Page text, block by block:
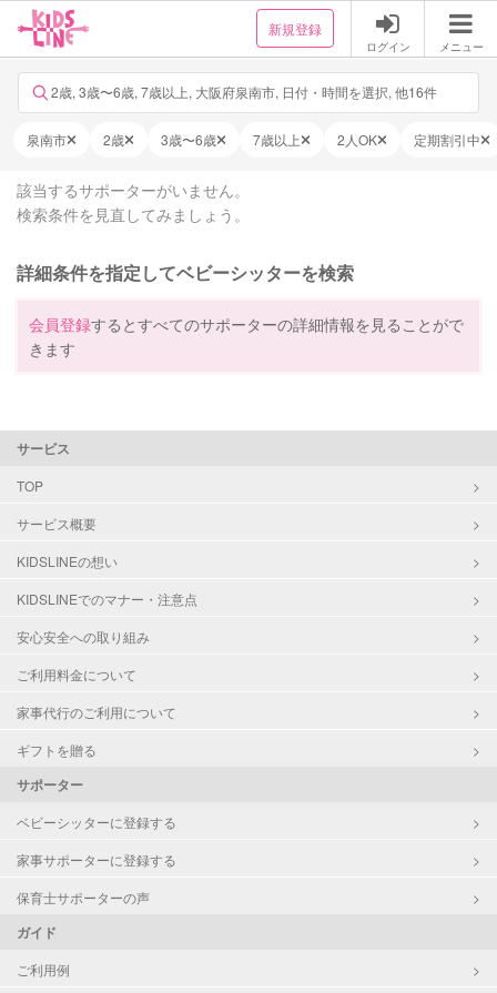
新規登録
ログイン メニュー
2歳, 3歳〜6歳, 7歳以上, 大阪府泉南市, 日付・時間を選択, 他16件
泉南市 2歳 3歳〜6歳 7歳以上 2人OK 定期割引中
該当するサポーターがいません。
検索条件を見直してみましょう。
詳細条件を指定してベビーシッターを検索
会員登録するとすべてのサポーターの詳細情報を見ることがで
きます
サービス
TOP
サービス概要
KIDSLINEの想い
KIDSLINEでのマナー・注意点
安心安全への取り組み
ご利用料金について
家事代行のご利用について
ギフトを贈る
サポーター
ベビーシッターに登録する
家事サポーターに登録する
保育士サポーターの声
ガイド
ご利用例